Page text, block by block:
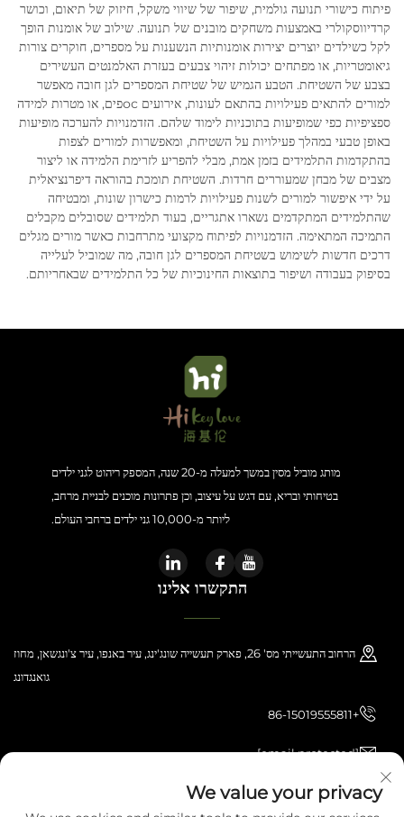
פיתוח כישורי תנועה גולמית, שיפור של שיווי משקל, חיזוק של תיאום, וכושר
קרדיווסקולרי באמצעות משחקים מובנים של תנועה. שילוב של אומנות הופך
לקל כשילדים יוצרים יצירות אומנותיות הנשענות על מספרים, חוקרים צורות
גיאומטריות, או מפתחים יכולות זיהוי צבעים בעזרת האלמנטים העשירים
בצבע של השטיחת. הטבע הגמיש של שטיחת המספרים לגן חובה מאפשר
למורים להתאים פעילויות בהתאם לעונות, אירועים осפים, או מטרות למידה
ספציפיות כפי שמופיעות בתוכניות לימוד שלהם. הזדמנויות להערכה מופיעות
באופן טבעי במהלך פעילויות על השטיחת, ומאפשרות למורים לצפות
בהתקדמות התלמידים בזמן אמת, מבלי להפריע לזרימת הלמידה או ליצור
מצבים של מבחן שמעוררים חרדות. השטיחת תומכת בהוראה דיפרנציאלית
על ידי איפשור למורים לשנות פעילויות לרמות כישרון שונות, ומבטיחה
שהתלמידים המתקדמים נשארו אתגריים, בעוד תלמידים שסובלים מקבלים
התמיכה המתאימה. הזדמנויות לפיתוח מקצועי מתרחבות כאשר מורים מגלים
דרכים חדשות לשימוש בשטיחת המספרים לגן חובה, מה שמוביל לעלייה
בסיפוק בעבודה ושיפור בתוצאות החינוכיות של כל התלמידים שבאחריותם.
מותג מוביל מסין במשך למעלה מ-20 שנה, המספק ריהוט לגני ילדים
בטיחותי ובריא, עם דגש על עיצוב, וכן פתרונות מוכנים לבניית מרחב,
ליותר מ-10,000 גני ילדים ברחבי העולם.
התקשרו אלינו
הרחוב התעשייתי מס' 26, פארק תעשייה שונג'ינג, עיר באנפו, עיר צ'ונגשאן, מחוז
גואנגדונג
+86-15019555811
[email protected]
We value your privacy